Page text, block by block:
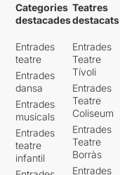
Categories
destacades
Entrades
teatre
Entrades
dansa
Entrades
musicals
Entrades
teatre
infantil
Teatres
destacats
Entrades
Teatre
Tívoli
Entrades
Teatre
Coliseum
Entrades
Teatre
Borràs
Entrades